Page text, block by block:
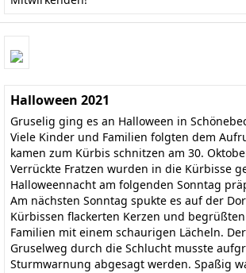
Halloween 2021
Gruselig ging es an Halloween in
Viele Kinder und Familien folgten dem
kamen zum Kürbis schnitzen am 30.
Verrückte Fratzen wurden in die Kürbisse
Halloweennacht am folgenden Sonntag
Am nächsten Sonntag spukte es auf der
Kürbissen flackerten Kerzen und
Familien mit einem schaurigen Lächeln.
Gruselweg durch die Schlucht musste
Sturmwarnung abgesagt werden. Spaßig